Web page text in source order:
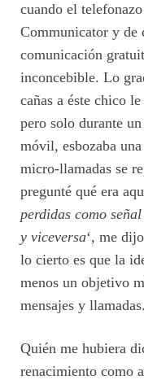
cuando el
Communicator y de
comunicación
inconcebible. Lo
cañas a éste chico
pero solo durante
móvil, esbozaba
micro-llamadas se
pregunté qué era
perdidas como
y viceversa‘, me
lo cierto es que la
menos un objetivo
mensajes y llamadas.
Quién me hubiera
renacimiento como